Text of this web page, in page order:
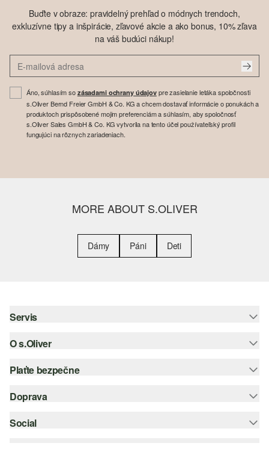
Buďte v obraze: pravidelný prehľad o módnych trendoch,
exkluzívne tipy a inšpirácie, zľavové akcie a ako bonus, 10% zľava
na váš budúci nákup!
Áno, súhlasím so zásadami ochrany údajovpre zasielanie letáka spoločnosti
s.Oliver Bernd Freier GmbH & Co. KG a chcem dostavať informácie o ponukách a
produktoch prispôsobené mojim preferenciám a súhlasím, aby spoločnosť
s.Oliver Sales GmbH & Co. KG vytvorila na tento účel používateľský profil
fungujúci na rôznych zariadeniach.
MORE ABOUT S.OLIVER
Dámy Páni Deti
Servis
Pomoc a FAQ
Nápoveda k veľkostiam
O s.Oliver
Leták
Plaťte bezpečne
Kreditná karta
Doprava
Slovenská pošta
Social